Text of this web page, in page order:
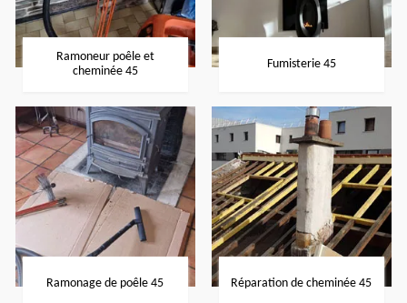
Ramoneur poêle et
cheminée 45
Fumisterie 45
Ramonage de poêle 45 Réparation de cheminée 45